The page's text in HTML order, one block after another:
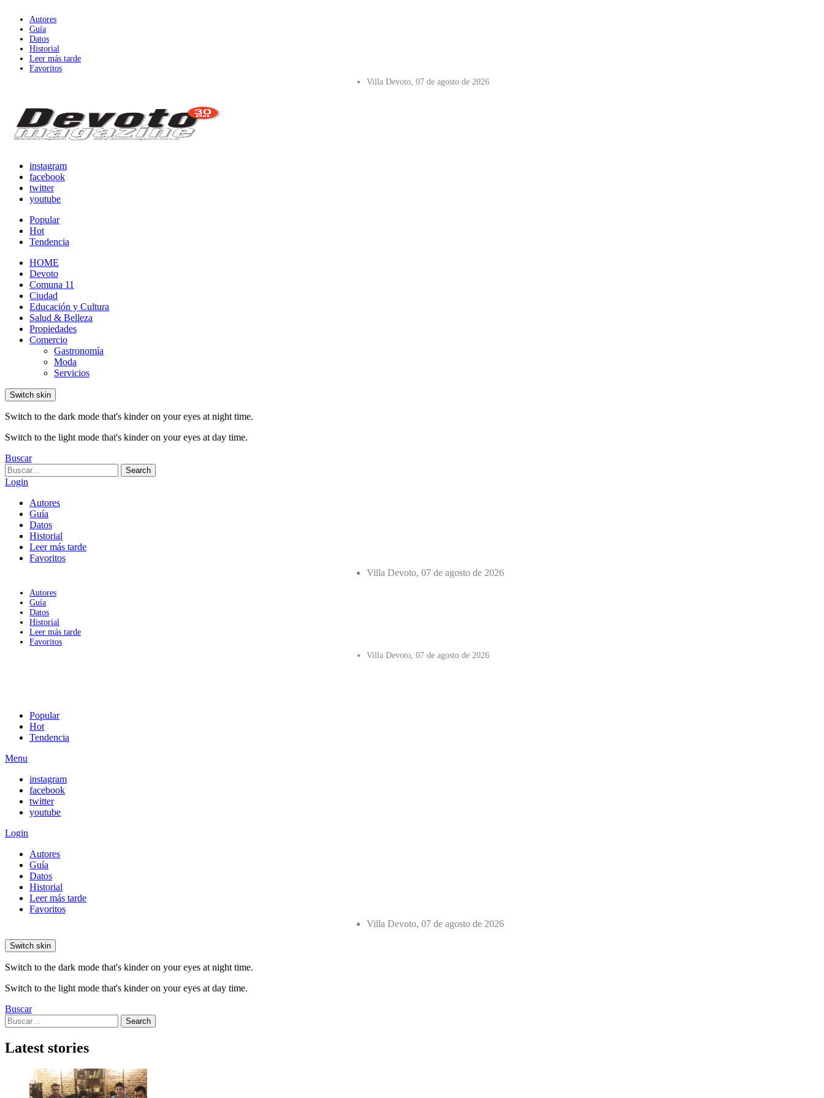
Autores
Guía
Datos
Historial
Leer más tarde
Favoritos
Villa Devoto, 07 de agosto de 2026
instagram
facebook
twitter
youtube
Popular
Hot
Tendencia
HOME
Devoto
Comuna 11
Ciudad
Educación y Cultura
Salud & Belleza
Propiedades
Comercio
Gastronomía
Moda
Servicios
Switch skin
Switch to the dark mode that's kinder on your eyes at night time.
Switch to the light mode that's kinder on your eyes at day time.
Buscar
Search
for:
Search
Login
Autores
Guía
Datos
Historial
Leer más tarde
Favoritos
Villa Devoto, 07 de agosto de 2026
Autores
Guía
Datos
Historial
Leer más tarde
Favoritos
Villa Devoto, 07 de agosto de 2026
Popular
Hot
Tendencia
Menu
instagram
facebook
twitter
youtube
Login
Autores
Guía
Datos
Historial
Leer más tarde
Favoritos
Villa Devoto, 07 de agosto de 2026
Switch skin
Switch to the dark mode that's kinder on your eyes at night time.
Switch to the light mode that's kinder on your eyes at day time.
Buscar
Search
for:
Search
Latest stories